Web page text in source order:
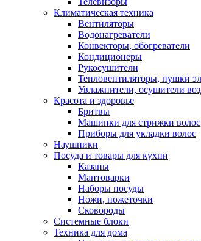
Климатическая техника
Вентиляторы
Водонагреватели
Конвекторы, обогреватели
Кондиционеры
Рукосушители
Тепловентиляторы, пушки
Увлажнители, осушители
Красота и здоровье
Бритвы
Машинки для стрижки
Приборы для укладки волос
Наушники
Посуда и товары для кухни
Казаны
Мантоварки
Наборы посуды
Ножи, ножеточки
Сковороды
Системные блоки
Техника для дома